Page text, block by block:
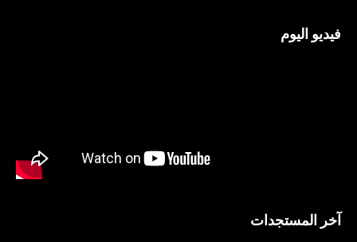
فيديو اليوم
آخر المستجدات